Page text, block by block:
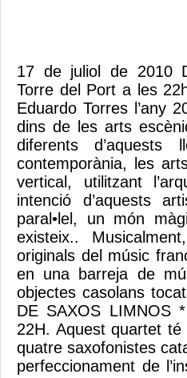
17 de juliol de 2010
Torre del Port a les
Eduardo Torres l’any
dins de les arts
diferents
contemporània, les
vertical, utilitzant
intenció d’aquests
paral•lel, un món
existeix..
originals del músic
en una barreja de
objectes casolans
DE SAXOS LIMNOS
22H. Aquest quartet
quatre saxofonistes
perfeccionament de